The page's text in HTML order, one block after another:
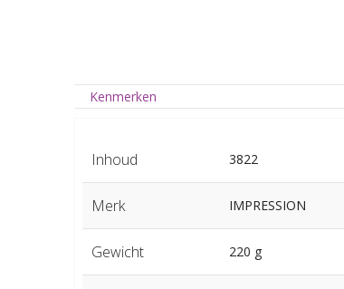
Kenmerken
Inhoud 3822
Merk IMPRESSION
Gewicht 220 g